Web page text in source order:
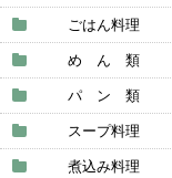
ごはん料理
め ん 類
パ ン 類
スープ料理
煮込み料理